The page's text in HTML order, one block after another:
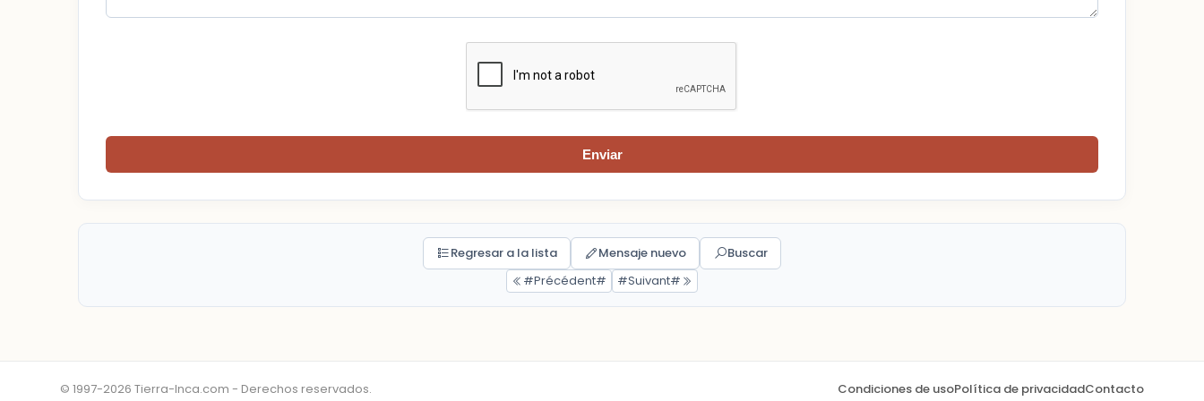
Enviar
Regresar a la lista Mensaje nuevo
Buscar
#Précédent#
#Suivant#
© 1997-2026 Tierra-Inca.com - Derechos reservados. Condiciones de usoPolítica de privacidadContacto